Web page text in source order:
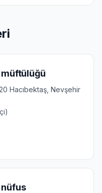
müftülüğü
Hacıbektaş, Nevşehir
nüfus